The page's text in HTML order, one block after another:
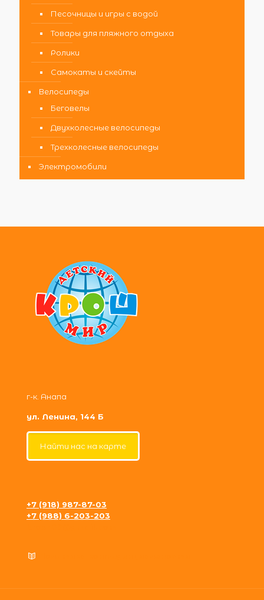
Песочницы и игры с водой
Товары для пляжного отдыха
Ролики
Самокаты и скейты
Велосипеды
Беговелы
Двухколесные велосипеды
Трехколесные велосипеды
Электромобили
г-к. Анапа
ул. Ленина, 144 Б
Найти нас на карте
+7 (918) 987-87-03
+7 (988) 6-203-203